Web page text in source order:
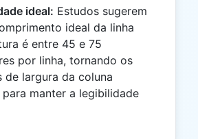
ideal: Estudos sugerem
ideal da linha
é entre 45 e 75
por linha, tornando os
de largura da coluna
manter a legibilidade